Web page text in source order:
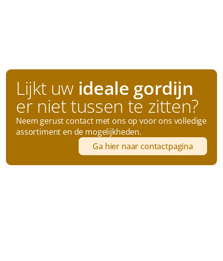
Horren
Karpetten
Lijkt uw
er niet tussen te zitten?
Neem gerust contact met ons op voor ons volledige
assortiment en de mogelijkheden.
Ga hier naar contactpagina